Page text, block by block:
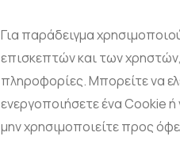
Για παράδειγμα
επισκεπτών και των
πληροφορίες. Μπορείτε να
ενεργοποιήσετε ένα Cookie
μην χρησιμοποιείτε προς